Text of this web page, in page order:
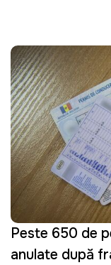
Peste 650 de
anulate după